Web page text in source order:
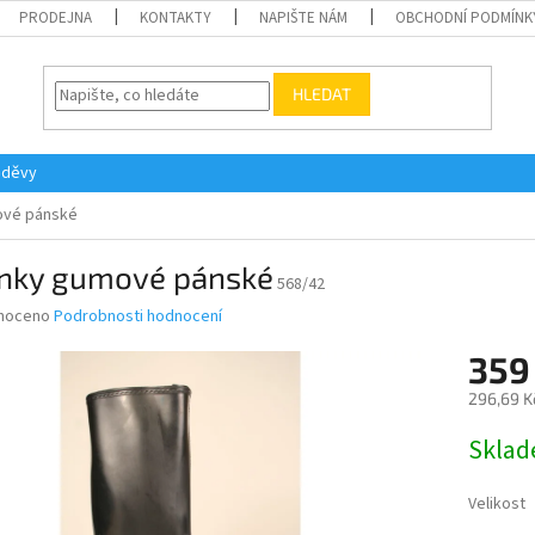
PRODEJNA KONTAKTY NAPIŠTE NÁM OBCHODNÍ
HLEDAT
pánské
gumové pánské 568/42
Podrobnosti hodnocení
296,69
cena:
Velikost